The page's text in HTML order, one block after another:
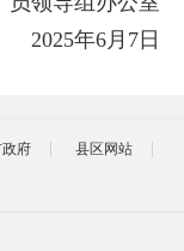
2025年6月7日
府
县区网站